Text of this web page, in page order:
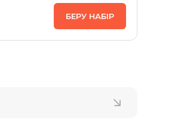
БЕРУ НАБІР